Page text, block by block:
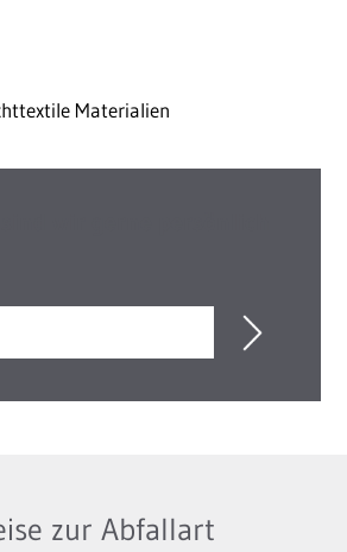
Materialien
zur Abfallart